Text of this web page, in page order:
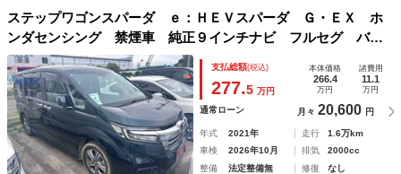
ステップワゴンスパーダ ｅ：ＨＥＶスパーダ Ｇ・ＥＸ ホ
ンダセンシング 禁煙車 純正９インチナビ フルセグ バッ
クカメラ ホンダセンシング アダプティブクルーズコントロ
ール 両側電動スライドドア シートヒーター レーンアシス
ト オートマチックハイビーム ＨＤＭＩ ＥＴＣ
支払総額(税込)
277.5 万円
本体価格
266.4
万円
諸費用
11.1
万円
通常ローン 月々 20,600 円
年式 2021年 走行
1.6万km
車検
2026年10月 排気
2000cc
整備
法定整備無 修復
なし